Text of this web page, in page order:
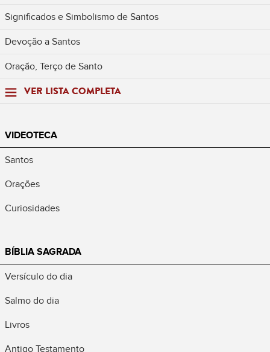
Significados e Simbolismo de Santos
Devoção a Santos
Oração, Terço de Santo
VER LISTA COMPLETA
VIDEOTECA
Santos
Orações
Curiosidades
BÍBLIA SAGRADA
Versículo do dia
Salmo do dia
Livros
Antigo Testamento